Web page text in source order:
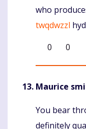
Komentaras
who
twqdwzzl
0
0
Maurice
Komentaras
You bear
definitely